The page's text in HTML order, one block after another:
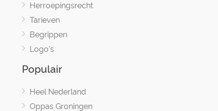
Herroepingsrecht
Tarieven
Begrippen
Logo's
Populair
Heel Nederland
Oppas Groningen